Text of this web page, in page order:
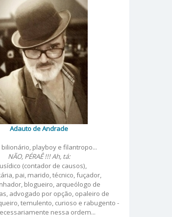
Adauto de Andrade
bilionário, playboy e filantropo...
NÃO, PÉRAÊ !!! Ah, tá:
(contador de causos),
pai, marido, técnico, fuçador,
blogueiro, arqueólogo de
advogado por opção, opaleiro de
temulento, curioso e rabugento -
nessa ordem...